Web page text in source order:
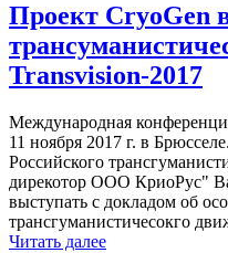
Проект CryoGen
Transvision-2017
Международная
11 ноября 2017 г. в
Российского
дирекотор ООО КриоРус"
выступать с докладом об
трансгуманистичесокго
Читать далее